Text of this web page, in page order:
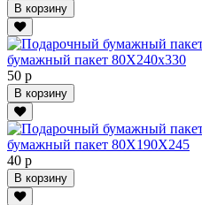
В корзину
бумажный пакет 80Х240х330
50 р
В корзину
бумажный пакет 80Х190Х245
40 р
В корзину